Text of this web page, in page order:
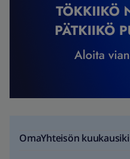
OmaYhteisön